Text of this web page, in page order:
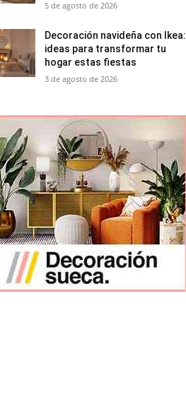
5 de agosto de 2026
Decoración navideña con Ikea:
ideas para transformar tu
hogar estas fiestas
3 de agosto de 2026